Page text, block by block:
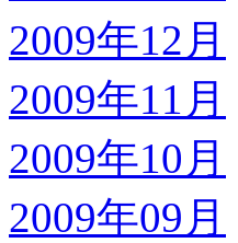
2009年12月
2009年11月
2009年10月
2009年09月